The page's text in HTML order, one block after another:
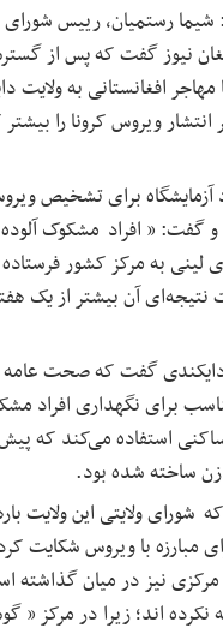
شیما رستمیان، رییس شورای
نیوز گفت که پس از
مهاجر افغانستانی به ولایت
انتشار ویروس کرونا را
آزمایشگاه برای تشخیص
و گفت: « افراد مشکوک
لینی به مرکز کشور
آن بیشتر از یک
گفت که صحت عامه
برای نگهداری افراد
استفاده می‌کند که
ساخته شده بود.
ولایتی این ولایت
مبارزه با ویروس شکایت
نیز در میان گذاشته
اند؛ زیرا در مرکز «